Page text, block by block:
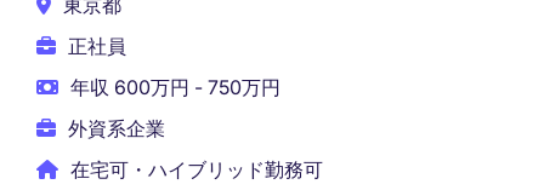
東京都
正社員
年収 600万円 - 750万円
外資系企業
在宅可・ハイブリッド勤務可